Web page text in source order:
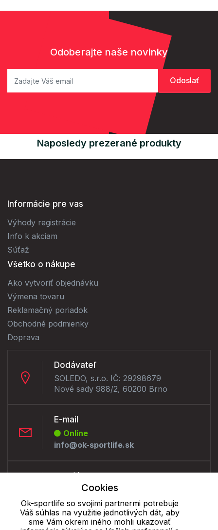
Odoberajte naše novinky
Naposledy prezerané produkty
Informácie pre vas
Výhody registrácie
Info k akciam
Súťaž
Všetko o nákupe
Ako vytvoriť objednávku
Výmena tovaru
Reklamačný poriadok
Obchodné podmienky
Doprava
Dodávateľ
SOLEDO, s.r.o. IČ: 29298679
Nové sady 988/2, 60200 Brno
E-mail
Online
info@ok-sportlife.sk
Offline
+421 277 270 090
Cookies
Ok-sportlife so svojimi partnermi potrebuje
Váš súhlas na využitie jednotlivých dát, aby
sme Vám okrem iného mohli ukazovať